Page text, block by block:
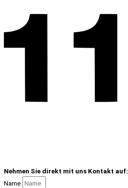
Nehmen Sie direkt mit uns Kontakt auf:
Name